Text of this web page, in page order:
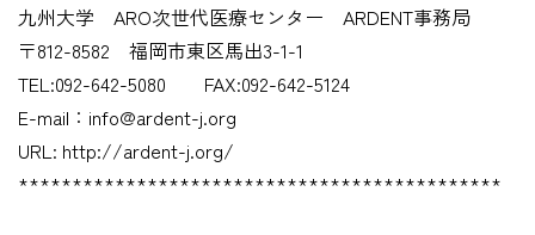
九州大学 ARO次世代医療センター ARDENT事務局
〒812-8582 福岡市東区馬出3-1-1
TEL:092-642-5080 FAX:092-642-5124
E-mail：info@ardent-j.org
URL: http://ardent-j.org/
*********************************************